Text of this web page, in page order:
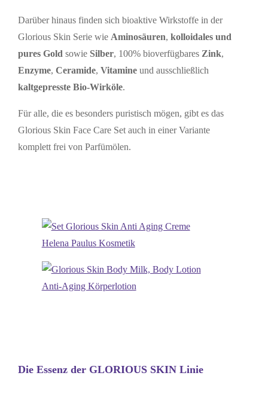
Darüber hinaus finden sich bioaktive Wirkstoffe in der
Glorious Skin Serie wie Aminosäuren, kolloidales und
pures Gold sowie Silber, 100% bioverfügbares Zink,
Enzyme, Ceramide, Vitamine und ausschließlich
kaltgepresste Bio-Wirköle.
Für alle, die es besonders puristisch mögen, gibt es das
Glorious Skin Face Care Set auch in einer Variante
komplett frei von Parfümölen.
Die Essenz der GLORIOUS SKIN Linie